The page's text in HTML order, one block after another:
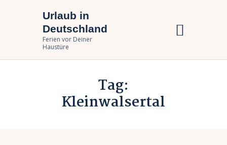
Urlaub in
Deutschland
Ferien vor Deiner
Haustüre
Tag:
Kleinwalsertal
Urlaub in Deutschland
Ferien vor Deiner Haustüre
Bundesländer
Urlaubsarten